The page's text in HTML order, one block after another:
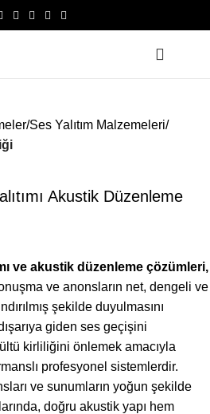
Ses Yalıtım Malzemeleri
Akustik Düzenleme
ve akustik düzenleme çözümleri,
ve anonsların net, dengeli ve
şekilde duyulmasını
giden ses geçişini
kirliliğini önlemek amacıyla
profesyonel sistemlerdir.
ve sunumların yoğun şekilde
doğru akustik yapı hem